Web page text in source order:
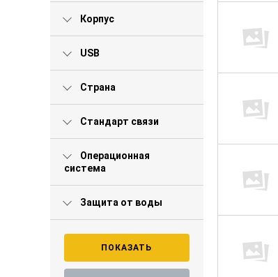
Корпус
USB
Страна
Стандарт связи
Операционная
система
Защита от воды